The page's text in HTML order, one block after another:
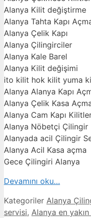
Alanya Kilit değiştirme
Alanya Tahta Kapı
Alanya Çelik Kapı
Alanya Çilingirciler
Alanya Kale Barel
Alanya Kilit değişimi
ito kilit hok kilit yuma
Alanya Alanya Kapı
Alanya Çelik Kasa
Alanya Cam Kapı
Alanya Nöbetçi Çilingir
Alanyada acil Çilingir
Alanya Acil Kasa açma
Gece Çilingiri Alanya
Devamını oku…
Kategoriler Alanya
servisi, Alanya en